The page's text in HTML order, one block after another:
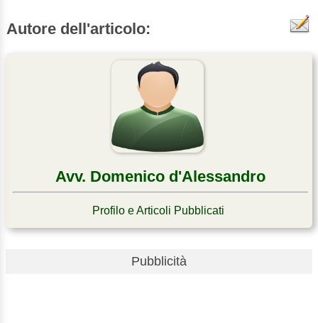
Autore dell'articolo:
Avv. Domenico d'Alessandro
Profilo e Articoli Pubblicati
Pubblicità